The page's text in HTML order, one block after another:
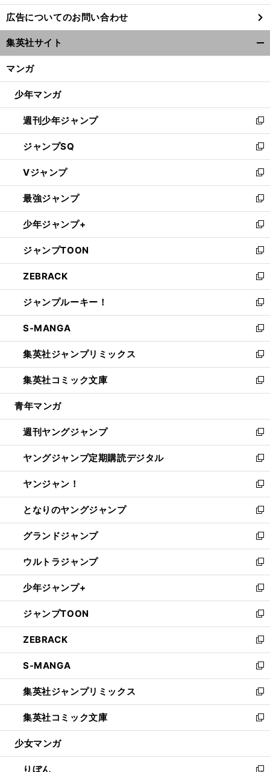
【
月
・
】
、
２
」
し
い
ウ
ィ
ン
ウ
開
く
広告についてのお問い合わせ
集英社サイト
マンガ
少年マンガ
週刊少年ジャンプ
新
し
い
ウ
ィ
ン
ド
ウ
で
開
く
ジャンプSQ
新
し
い
ウ
ィ
ン
ド
ウ
で
開
く
Vジャンプ
新
し
い
ウ
ィ
ン
ド
ウ
で
開
く
最強ジャンプ
新
し
い
ウ
ィ
ン
ド
ウ
で
開
く
少年ジャンプ+
新
し
い
ウ
ィ
ン
ド
ウ
で
開
く
ジャンプTOON
新
し
い
ウ
ィ
ン
ド
ウ
で
開
く
ZEBRACK
新
し
い
ウ
ィ
ン
ド
ウ
で
開
ジャンプルーキー！
新
し
い
ウ
ィ
ン
ド
ウ
開
く
S-MANGA
新
し
い
ウ
ィ
ン
ウ
で
開
く
集英社ジャンプリミックス
新
し
い
ウ
ン
ド
ウ
で
開
く
集英社コミック文庫
新
し
ウ
ィ
ン
ド
ウ
で
開
く
青年マンガ
週刊ヤングジャンプ
新
し
い
ウ
ィ
ン
ド
ウ
で
開
く
ヤングジャンプ定期購読デジタル
新
し
い
ウ
ィ
ン
ド
ウ
で
開
く
ヤンジャン！
新
し
い
ウ
ィ
ン
ド
ウ
で
開
く
となりのヤングジャンプ
新
し
い
ウ
ィ
ン
ド
ウ
で
開
く
グランドジャンプ
新
し
い
ウ
ィ
ン
ド
ウ
で
開
く
ウルトラジャンプ
新
し
い
ウ
ィ
ン
ド
ウ
で
開
く
少年ジャンプ+
新
し
い
ウ
ィ
ン
ド
ウ
で
開
く
ジャンプTOON
新
し
い
ウ
ィ
ン
ド
ウ
で
開
ZEBRACK
新
し
い
ウ
ィ
ン
ド
ウ
開
く
S-MANGA
新
し
い
ウ
ィ
ン
ウ
で
集英社ジャンプリミックス
新
し
い
ウ
ン
集英社コミック文庫
新
し
ウ
少女マンガ
りぼん